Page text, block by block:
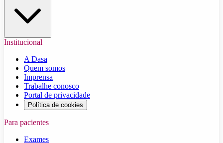
Institucional
A Dasa
Quem somos
Imprensa
Trabalhe conosco
Portal de privacidade
Política de cookies
Para pacientes
Exames